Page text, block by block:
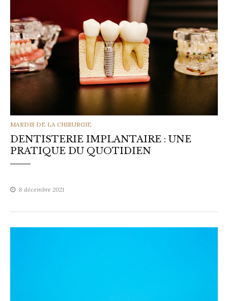
CATEGORIES
MARDIS DE LA CHIRURGIE
DENTISTERIE IMPLANTAIRE : UNE
PRATIQUE DU QUOTIDIEN
8 décembre 2021